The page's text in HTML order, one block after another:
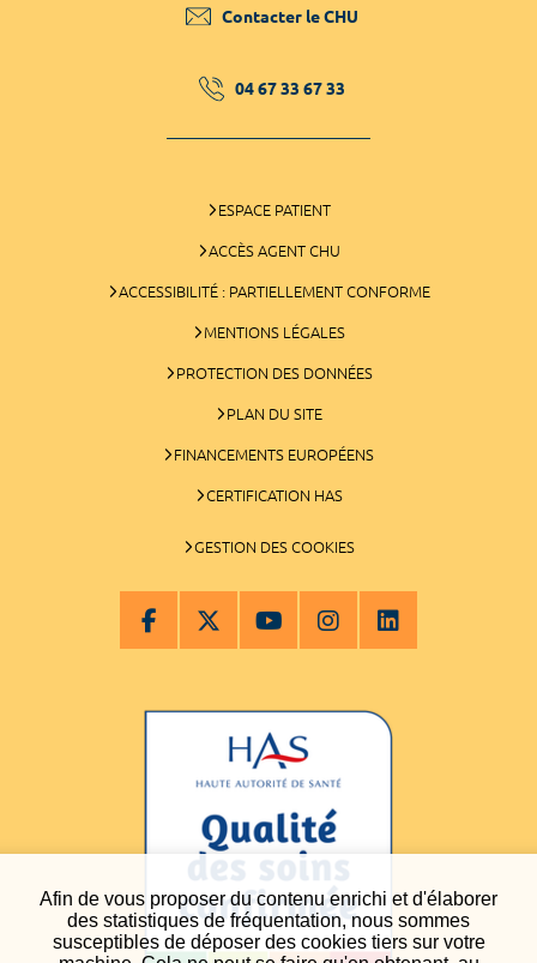
Afin de vous proposer du contenu enrichi et d'élaborer
des statistiques de fréquentation, nous sommes
susceptibles de déposer des cookies tiers sur votre
Contacter le CHU
04 67 33 67 33
ESPACE PATIENT
ACCÈS AGENT CHU
ACCESSIBILITÉ : PARTIELLEMENT CONFORME
MENTIONS LÉGALES
PROTECTION DES DONNÉES
PLAN DU SITE
FINANCEMENTS EUROPÉENS
CERTIFICATION HAS
GESTION DES COOKIES